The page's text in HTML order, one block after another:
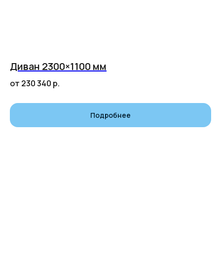
Диван 2300×1100 мм
от 230 340 р.
Подробнее